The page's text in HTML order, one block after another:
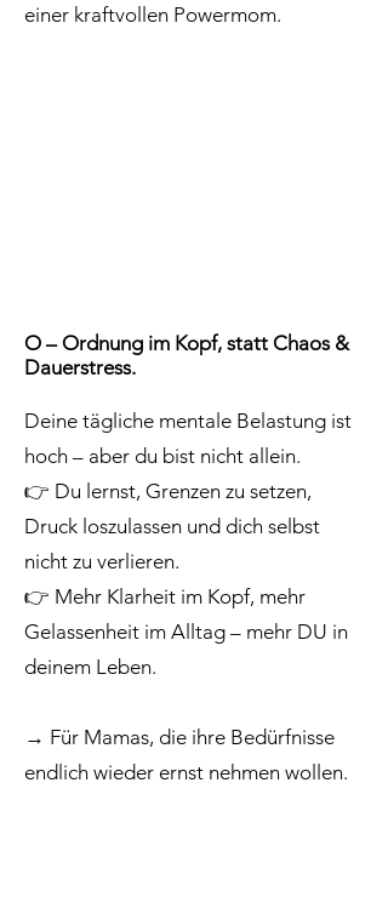
einer kraftvollen Powermom.
O – Ordnung im Kopf, statt Chaos &
Dauerstress.
Deine tägliche mentale Belastung ist
hoch – aber du bist nicht allein.
👉 Du lernst, Grenzen zu setzen,
Druck loszulassen und dich selbst
nicht zu verlieren.
👉 Mehr Klarheit im Kopf, mehr
Gelassenheit im Alltag – mehr DU in
deinem Leben.
→ Für Mamas, die ihre Bedürfnisse
endlich wieder ernst nehmen wollen.